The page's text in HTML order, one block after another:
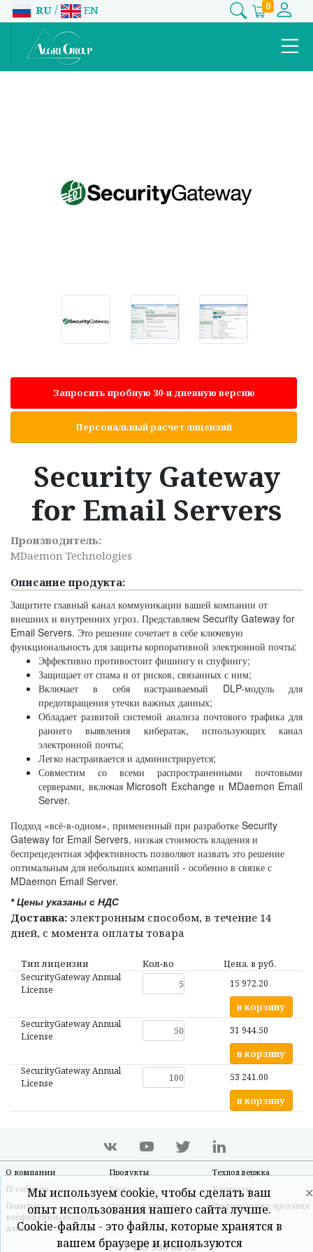
RU / EN 0
Запросить пробную 30-и дневную версию
Персональный расчет лицензий
Security Gateway
for Email Servers
Производитель:
MDaemon Technologies
Описание продукта:
Защитите главный канал коммуникации вашей компании от
внешних и внутренних угроз. Представляем Security Gateway for
Email Servers. Это решение сочетает в себе ключевую
функциональность для защиты корпоративной электронной почты:
Эффективно противостоит фишингу и спуфингу;
Защищает от спама и от рисков, связанных с ним;
Включает в себя настраиваемый DLP-модуль для
предотвращения утечки важных данных;
Обладает развитой системой анализа почтового трафика для
раннего выявления кибератак, использующих канал
электронной почты;
Легко настраивается и администрируется;
Совместим со всеми распространенными почтовыми
серверами, включая Microsoft Exchange и MDaemon Email
Server.
Подход «всё-в-одном», примененный при разработке Security
Gateway for Email Servers, низкая стоимость владения и
беспрецедентная эффективность позволяют назвать это решение
оптимальным для небольших компаний - особенно в связке с
MDaemon Email Server.
* Цены указаны с НДС
Доставка: электронным способом, в течение 14
дней, с момента оплаты товара
Тип лицензии Кол‑во
Цена, в руб.
SecurityGateway Annual
License
15 972.20
в корзину
SecurityGateway Annual
License
31 944.50
в корзину
SecurityGateway Annual
License
53 241.00
в корзину
+7 499 938 66 92
О компании Продукты
Техподдержка
IT-события
Блог
Контакты
Политика
конфиденциальности
данных
Оплата и доставка Информация о продавце
Мы используем cookie, чтобы сделать ваш
опыт использования нашего сайта лучше.
Cookie-файлы - это файлы, которые хранятся в
вашем браузере и используются